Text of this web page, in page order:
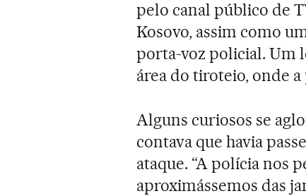
pelo canal público de
Kosovo, assim como
porta-voz policial. Um
área do tiroteio, onde
Alguns curiosos se
contava que havia
ataque. “A polícia nos
aproximássemos das